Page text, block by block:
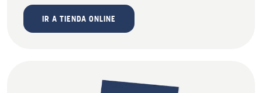
IR A TIENDA ONLINE